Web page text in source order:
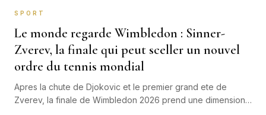
SPORT
Le monde regarde Wimbledon : Sinner-
Zverev, la finale qui peut sceller un nouvel
ordre du tennis mondial
Apres la chute de Djokovic et le premier grand ete de
Zverev, la finale de Wimbledon 2026 prend une dimension